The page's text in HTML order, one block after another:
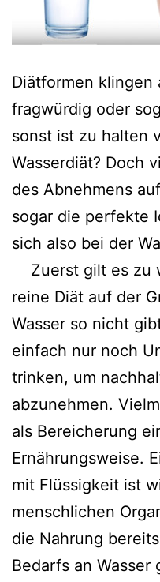
Diätformen klingen
fragwürdig oder
sonst ist zu halten
Wasserdiät? Doch
des Abnehmens
sogar die perfekte
sich also bei der
Zuerst gilt es zu
reine Diät auf der
Wasser so nicht
einfach nur noch
trinken, um
abzunehmen.
als Bereicherung
Ernährungsweise.
mit Flüssigkeit ist
menschlichen
die Nahrung
Bedarfs an